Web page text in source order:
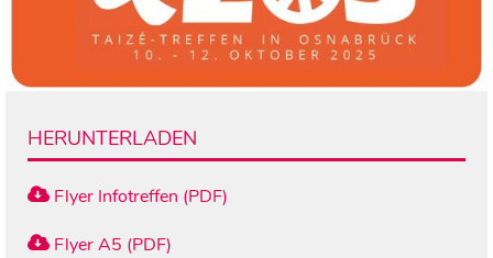
HERUNTERLADEN
Flyer Infotreffen (PDF)
Flyer A5 (PDF)